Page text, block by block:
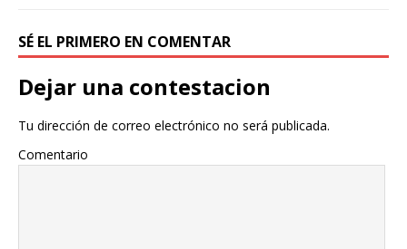
SÉ EL PRIMERO EN COMENTAR
Dejar una contestacion
Tu dirección de correo electrónico no será publicada.
Comentario